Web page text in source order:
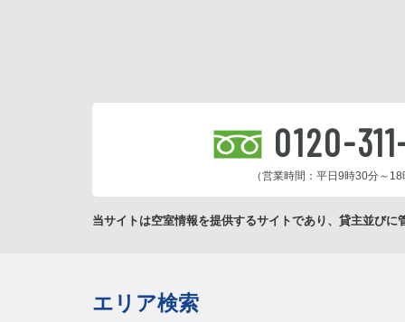
0120-
（営業時間：平日9時30分～
当サイトは空室情報を提供するサイトであり、貸主並び
エリア検索